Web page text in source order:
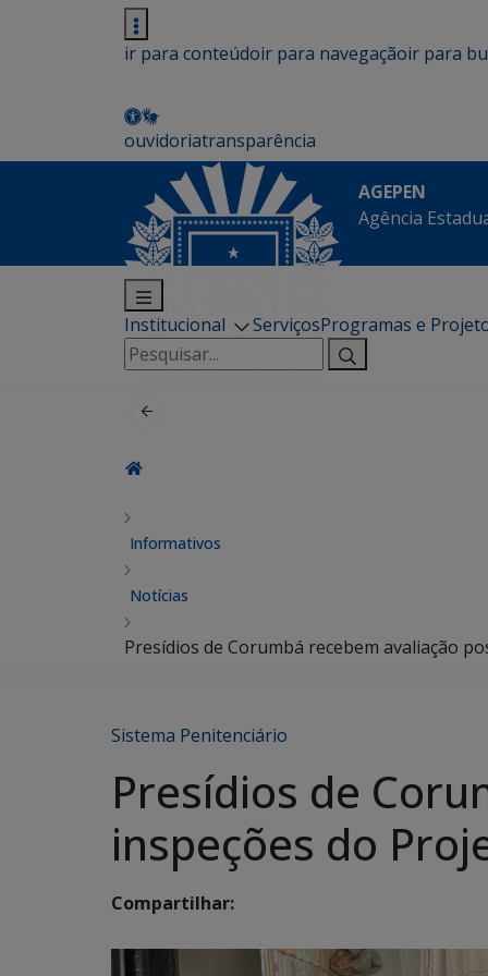
ir para conteúdoir para navegaçãoir para
ouvidoriatransparência
AGEPEN
Agência
Institucional ServiçosProgramas e
Pesquisar
por:
Informativos
Notícias
Presídios de Corumbá recebem avaliação
Sistema Penitenciário
Presídios de
inspeções do
Compartilhar: